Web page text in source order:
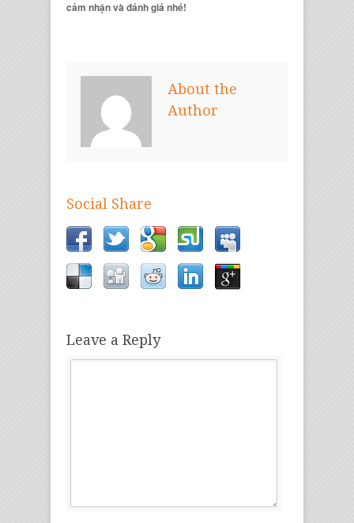
cảm nhận và đánh giá nhé!
About the
Author
Social Share
Leave a Reply